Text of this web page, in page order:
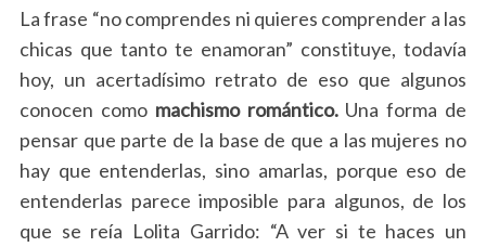
La frase “no comprendes ni quieres comprender a las
chicas que tanto te enamoran” constituye, todavía
hoy, un acertadísimo retrato de eso que algunos
conocen comomachismo romántico. Una forma de
pensar que parte de la base de que a las mujeres no
hay que entenderlas, sino amarlas, porque eso de
entenderlas parece imposible para algunos, de los
que se reía Lolita Garrido: “A ver si te haces un